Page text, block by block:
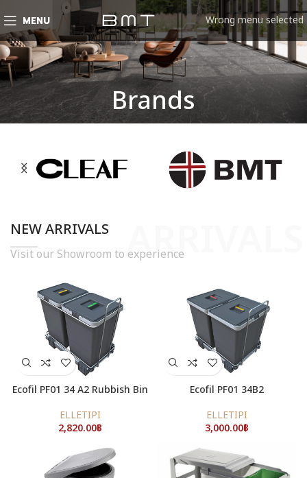
MENU Wrong menu selected
Brands
ARRIVALS
NEW ARRIVALS
Visit our Showroom to experience
Ecofil PF01 34 A2 Rubbish Bin
ELLETIPI
2,820.00฿
Ecofil PF01 34B2
ELLETIPI
3,000.00฿